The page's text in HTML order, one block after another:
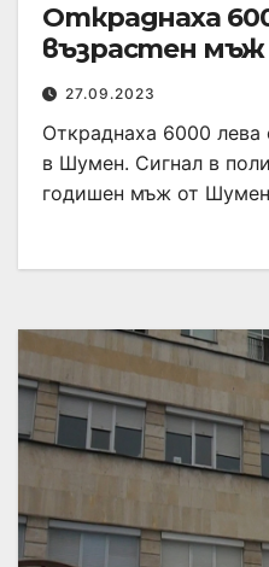
Откраднаха
възрастен мъж
27.09.2023
Откраднаха 6000
в Шумен. Сигнал в
годишен мъж от